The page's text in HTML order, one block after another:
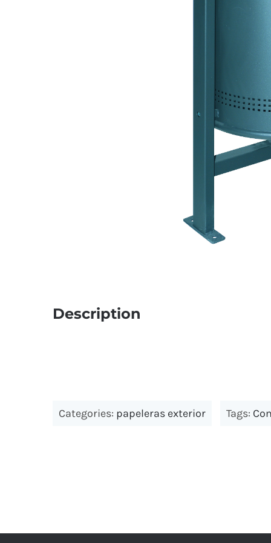
Description
Categories: papeleras exterior Tags: